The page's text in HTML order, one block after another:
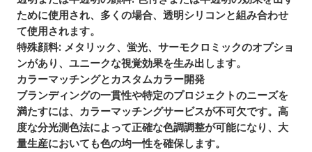
ために使用され、多くの場合、透明シリコンと組み合わせ
て使用されます。
特殊顔料: メタリック、蛍光、サーモクロミックのオプショ
ンがあり、ユニークな視覚効果を生み出します。
カラーマッチングとカスタムカラー開発
ブランディングの一貫性や特定のプロジェクトのニーズを
満たすには、カラーマッチングサービスが不可欠です。高
度な分光測色法によって正確な色調調整が可能になり、大
量生産においても色の均一性を確保します。